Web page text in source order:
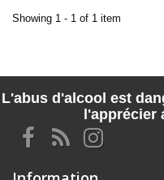
Showing 1 - 1 of 1 item
L'abus d'alcool est
l'apprécier